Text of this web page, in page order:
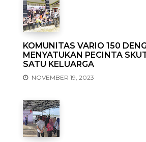
KOMUNITAS VARIO 150
MENYATUKAN PECINTA
SATU KELUARGA
NOVEMBER 19, 2023